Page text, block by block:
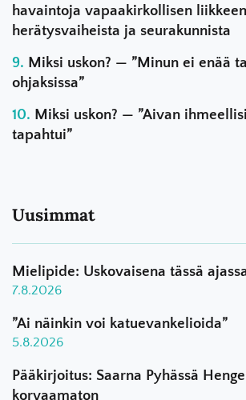
havaintoja vapaakirkollisen liikkeen
herätysvaiheista ja seurakunnista
Miksi uskon? — ”Minun ei enää
ohjaksissa”
Miksi uskon? — ”Aivan
tapahtui”
Uusimmat
Mielipide: Uskovaisena tässä
7.8.2026
”Ai näinkin voi katuevankelioida”
5.8.2026
Pääkirjoitus: Saarna Pyhässä
korvaamaton